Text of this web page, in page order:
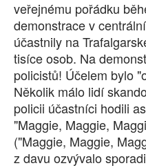
veřejnému pořádku
demonstrace v
účastnily na
tisíce osob. Na
policistů! Účelem bylo
Několik málo lidí
policii účastníci hodili
"Maggie, Maggie,
("Maggie, Maggie,
z davu ozvývalo